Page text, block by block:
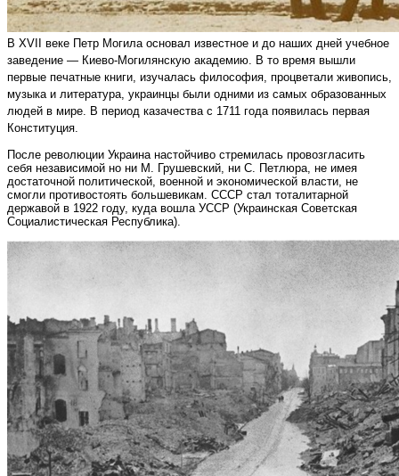
В XVII веке Петр Могила основал известное и до наших дней учебное
заведение — Киево-Могилянскую академию. В то время вышли
первые печатные книги, изучалась философия, процветали живопись,
музыка и литература, украинцы были одними из самых образованных
людей в мире. В период казачества с 1711 года появилась первая
Конституция.
После революции Украина настойчиво стремилась провозгласить
себя независимой но ни М. Грушевский, ни С. Петлюра, не имея
достаточной политической, военной и экономической власти, не
смогли противостоять большевикам. СССР стал тоталитарной
державой в 1922 году, куда вошла УССР (Украинская Советская
Социалистическая Республика).